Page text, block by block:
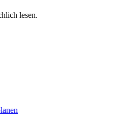
lesen.